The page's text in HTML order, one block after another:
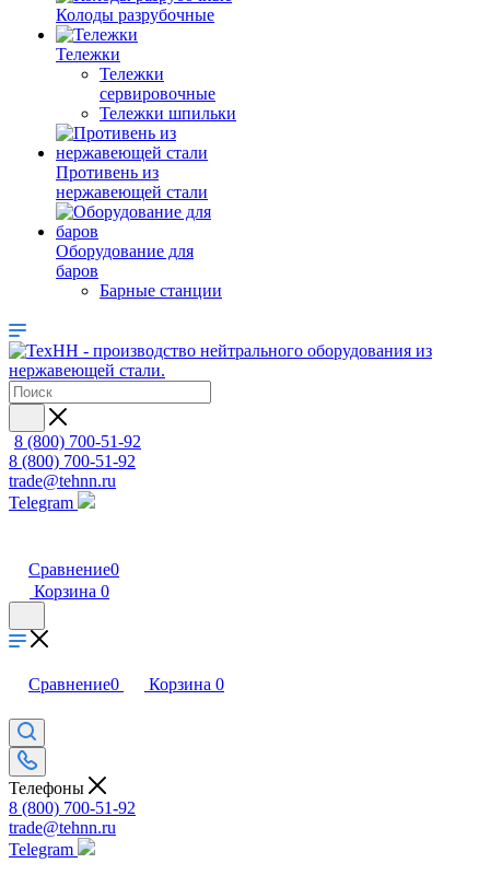
Колоды разрубочные
Тележки
Тележки
сервировочные
Тележки шпильки
Противень из
нержавеющей стали
Оборудование для
баров
Барные станции
8 (800) 700-51-92
8 (800) 700-51-92
trade@tehnn.ru
Telegram
Сравнение0
Корзина 0
Сравнение0 Корзина 0
Телефоны
8 (800) 700-51-92
trade@tehnn.ru
Telegram